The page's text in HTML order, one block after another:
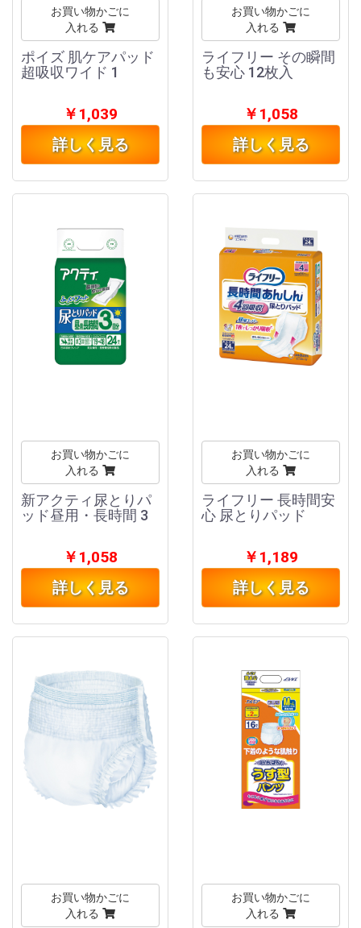
お買い物かごに
入れる
ポイズ 肌ケアパッド
超吸収ワイド 1
￥1,039
詳しく見る
お買い物かごに
入れる
ライフリー その瞬間
も安心 12枚入
￥1,058
詳しく見る
お買い物かごに
入れる
新アクティ尿とりパ
ッド昼用・長時間 3
￥1,058
詳しく見る
お買い物かごに
入れる
ライフリー 長時間安
心 尿とりパッド
￥1,189
詳しく見る
お買い物かごに
入れる
お買い物かごに
入れる